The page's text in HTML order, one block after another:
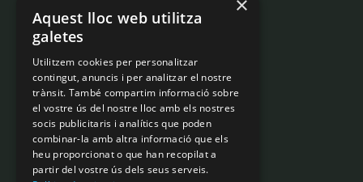
Portal de transparencia
Legislación
Normativa interna
Gobernanza
Aviso legal
Política de privacidad
Aquest lloc web utilitza
galetes
Utilitzem cookies per personalitzar
contingut, anuncis i per analitzar el nostre
trànsit. També compartim informació sobre
el vostre ús del nostre lloc amb els nostres
socis publicitaris i analítics que poden
combinar-la amb altra informació que els
heu proporcionat o que han recopilat a
partir del vostre ús dels seus serveis.